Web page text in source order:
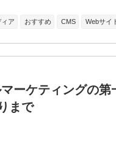
ア おすすめ CMS Webサイ
ーケティングの第
まで